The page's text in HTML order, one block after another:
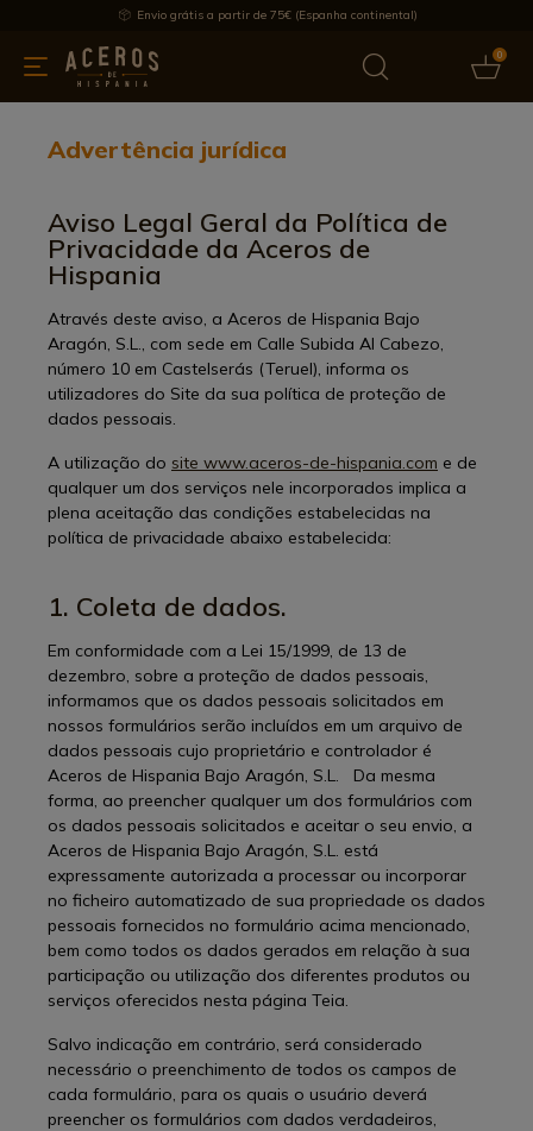
Envio grátis a partir de 75€ (Espanha continental)
0
& Utensílios de cozinha Oferece Últimas notícias
Advertência jurídica
Aviso Legal Geral da Política de
Privacidade da Aceros de
Hispania
Através deste aviso, a Aceros de Hispania Bajo
Aragón, S.L., com sede em Calle Subida Al Cabezo,
número 10 em Castelserás (Teruel), informa os
utilizadores do Site da sua política de proteção de
dados pessoais.
A utilização do site www.aceros-de-hispania.com e de
qualquer um dos serviços nele incorporados implica a
plena aceitação das condições estabelecidas na
política de privacidade abaixo estabelecida:
1. Coleta de dados.
Em conformidade com a Lei 15/1999, de 13 de
dezembro, sobre a proteção de dados pessoais,
informamos que os dados pessoais solicitados em
nossos formulários serão incluídos em um arquivo de
dados pessoais cujo proprietário e controlador é
Aceros de Hispania Bajo Aragón, S.L. Da mesma
forma, ao preencher qualquer um dos formulários com
os dados pessoais solicitados e aceitar o seu envio, a
Aceros de Hispania Bajo Aragón, S.L. está
expressamente autorizada a processar ou incorporar
no ficheiro automatizado de sua propriedade os dados
pessoais fornecidos no formulário acima mencionado,
bem como todos os dados gerados em relação à sua
participação ou utilização dos diferentes produtos ou
serviços oferecidos nesta página Teia.
Salvo indicação em contrário, será considerado
necessário o preenchimento de todos os campos de
cada formulário, para os quais o usuário deverá
preencher os formulários com dados verdadeiros,